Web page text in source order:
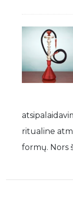
ritualine
formų. Nors